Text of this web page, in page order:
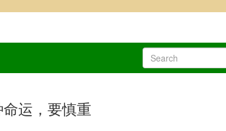
运，要慎重